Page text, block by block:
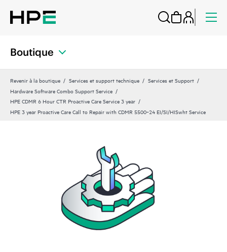
Boutique
Revenir à la boutique Services et support technique
Services et Support
Hardware Software Combo Support Service
HPE CDMR 6 Hour CTR Proactive Care Service 3 year
HPE 3 year Proactive Care Call to Repair with CDMR 5500‑24 EI/SI/HISwht Service